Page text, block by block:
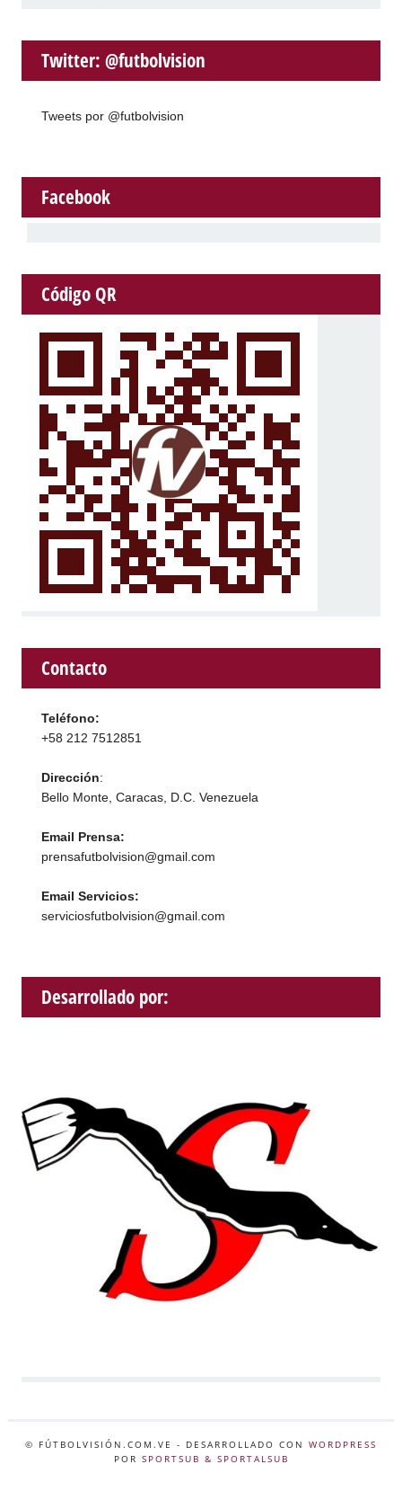
Twitter: @futbolvision
Tweets por @futbolvision
Facebook
Código QR
Contacto
Teléfono:
+58 212 7512851
Dirección:
Bello Monte, Caracas, D.C. Venezuela
Email Prensa:
prensafutbolvision@gmail.com
Email Servicios:
serviciosfutbolvision@gmail.com
Desarrollado por:
© FÚTBOLVISIÓN.COM.VE - DESARROLLADO CON WORDPRESS
POR SPORTSUB & SPORTALSUB